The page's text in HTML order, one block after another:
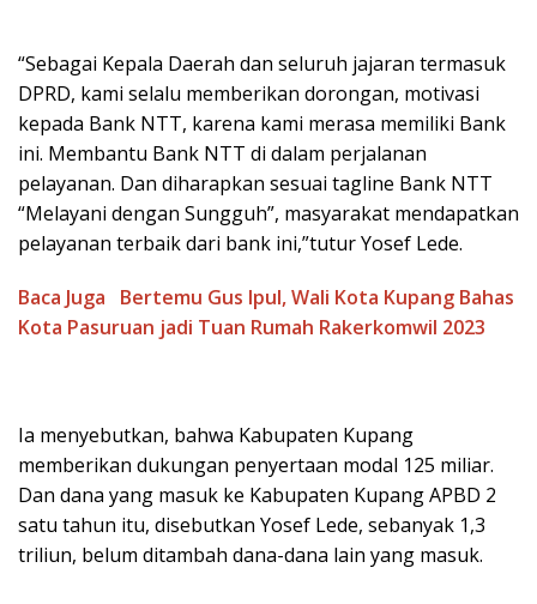
“Sebagai Kepala Daerah dan seluruh jajaran termasuk
DPRD, kami selalu memberikan dorongan, motivasi
kepada Bank NTT, karena kami merasa memiliki Bank
ini. Membantu Bank NTT di dalam perjalanan
pelayanan. Dan diharapkan sesuai tagline Bank NTT
“Melayani dengan Sungguh”, masyarakat mendapatkan
pelayanan terbaik dari bank ini,”tutur Yosef Lede.
Baca Juga
Bertemu Gus Ipul, Wali Kota Kupang Bahas
Kota Pasuruan jadi Tuan Rumah Rakerkomwil 2023
Ia menyebutkan, bahwa Kabupaten Kupang
memberikan dukungan penyertaan modal 125 miliar.
Dan dana yang masuk ke Kabupaten Kupang APBD 2
satu tahun itu, disebutkan Yosef Lede, sebanyak 1,3
triliun, belum ditambah dana-dana lain yang masuk.